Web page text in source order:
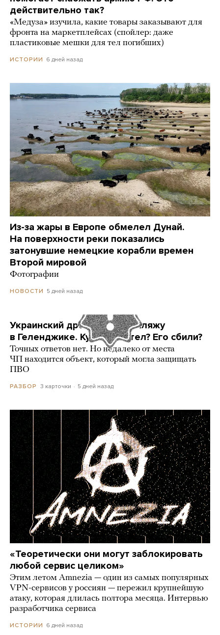
действительно так?
«Медуза» изучила, какие товары заказывают для
фронта на маркетплейсах (спойлер: даже
пластиковые мешки для тел погибших)
ИСТОРИИ 6 дней назад
Из-за жары в Европе обмелел Дунай.
На поверхности реки показались
затонувшие немецкие корабли времен
Второй мировой
Фотографии
НОВОСТИ 5 дней назад
Украинский дрон попал по пляжу
в Геленджике. Куда он летел? Его сбили?
Точных ответов нет. Но недалеко от места
ЧП находится объект, который могла защищать
ПВО
РАЗБОР 3 карточки 5 дней назад
«Теоретически они могут заблокировать
любой сервис целиком»
Этим летом Amnezia — один из самых популярных
VPN-сервисов у россиян — пережил крупнейшую
атаку, которая длилась полтора месяца. Интервью
разработчика сервиса
ИСТОРИИ 6 дней назад